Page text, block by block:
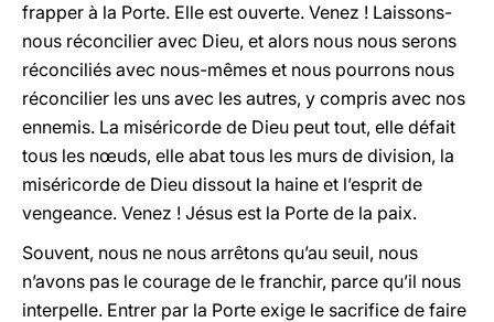
frapper à la Porte. Elle est ouverte. Venez ! Laissons-
nous réconcilier avec Dieu, et alors nous nous serons
réconciliés avec nous-mêmes et nous pourrons nous
réconcilier les uns avec les autres, y compris avec nos
ennemis. La miséricorde de Dieu peut tout, elle défait
tous les nœuds, elle abat tous les murs de division, la
miséricorde de Dieu dissout la haine et l’esprit de
vengeance. Venez ! Jésus est la Porte de la paix.
Souvent, nous ne nous arrêtons qu’au seuil, nous
n’avons pas le courage de le franchir, parce qu’il nous
interpelle. Entrer par la Porte exige le sacrifice de faire